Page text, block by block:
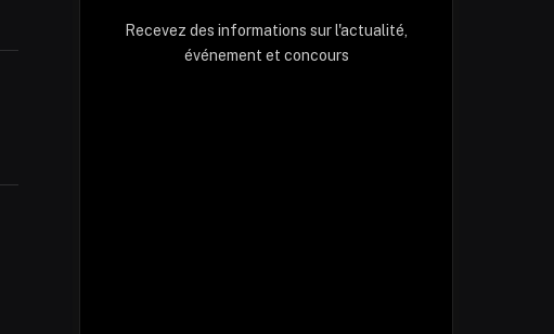
Recevez des informations sur l'actualité,
événement et concours